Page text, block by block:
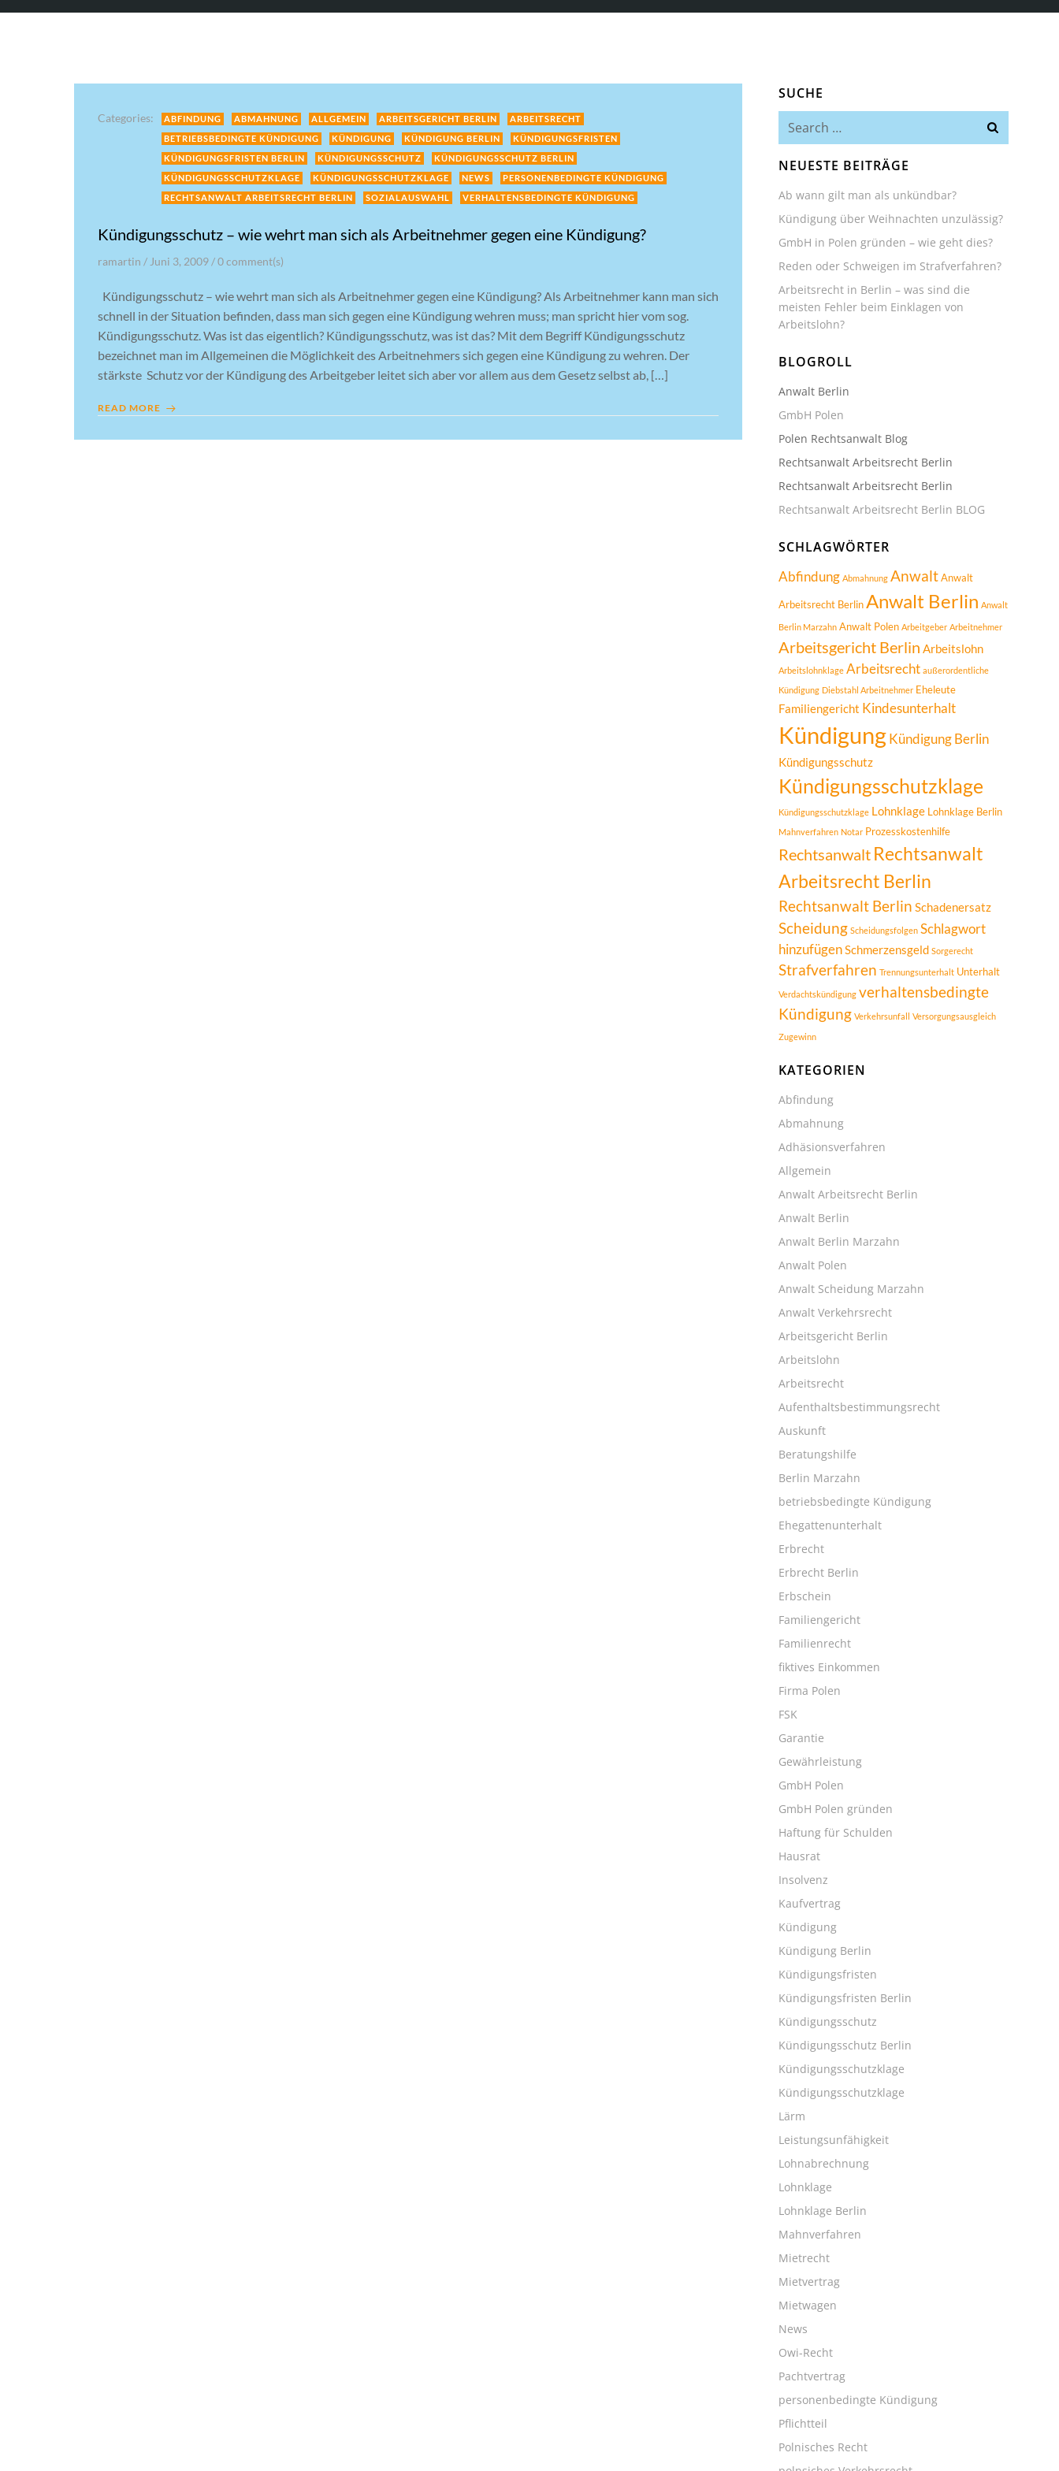
Categories: ABFINDUNG ABMAHNUNG ALLGEMEIN ARBEITSGERICHT BERLIN
ARBEITSRECHT
BETRIEBSBEDINGTE KÜNDIGUNG
KÜNDIGUNG KÜNDIGUNG BERLIN
KÜNDIGUNGSFRISTEN
KÜNDIGUNGSFRISTEN BERLIN
KÜNDIGUNGSSCHUTZ
KÜNDIGUNGSSCHUTZ BERLIN
KÜNDIGUNGSSCHUTZKLAGE
KÜNDIGUNGSSCHUTZKLAGE NEWS
PERSONENBEDINGTE KÜNDIGUNG
RECHTSANWALT ARBEITSRECHT BERLIN
SOZIALAUSWAHL VERHALTENSBEDINGTE KÜNDIGUNG
Kündigungsschutz – wie wehrt man sich als Arbeitnehmer gegen eine Kündigung?
ramartin / Juni 3, 2009 /0comment(s)
Kündigungsschutz – wie wehrt man sich als Arbeitnehmer gegen eine Kündigung? Als Arbeitnehmer kann man sich
schnell in der Situation befinden, dass man sich gegen eine Kündigung wehren muss; man spricht hier vom sog.
Kündigungsschutz. Was ist das eigentlich? Kündigungsschutz, was ist das? Mit dem Begriff Kündigungsschutz
bezeichnet man im Allgemeinen die Möglichkeit des Arbeitnehmers sich gegen eine Kündigung zu wehren. Der
stärkste Schutz vor der Kündigung des Arbeitgeber leitet sich aber vor allem aus dem Gesetz selbst ab, […]
READ MORE
SUCHE
Search
NEUESTE BEITRÄGE
Ab wann gilt man als unkündbar?
Kündigung über Weihnachten unzulässig?
GmbH in Polen gründen – wie geht dies?
Reden oder Schweigen im Strafverfahren?
Arbeitsrecht in Berlin – was sind die
meisten Fehler beim Einklagen von
Arbeitslohn?
BLOGROLL
Anwalt Berlin
GmbH Polen
Polen Rechtsanwalt Blog
Rechtsanwalt Arbeitsrecht Berlin
Rechtsanwalt Arbeitsrecht Berlin
Rechtsanwalt Arbeitsrecht Berlin BLOG
SCHLAGWÖRTER
Abfindung Abmahnung AnwaltAnwalt
Arbeitsrecht BerlinAnwalt Berlin Anwalt
Berlin Marzahn Anwalt Polen Arbeitgeber Arbeitnehmer
Arbeitsgericht Berlin Arbeitslohn
Arbeitslohnklage Arbeitsrecht außerordentliche
Kündigung Diebstahl Arbeitnehmer Eheleute
Familiengericht Kindesunterhalt
KündigungKündigung Berlin
Kündigungsschutz
Kündigungsschutzklage
Kündigungsschutzklage Lohnklage Lohnklage Berlin
Mahnverfahren Notar Prozesskostenhilfe
Rechtsanwalt Rechtsanwalt
Arbeitsrecht Berlin
Rechtsanwalt Berlin Schadenersatz
Scheidung Scheidungsfolgen Schlagwort
hinzufügenSchmerzensgeld Sorgerecht
Strafverfahren Trennungsunterhalt Unterhalt
Verdachtskündigung verhaltensbedingte
Kündigung Verkehrsunfall Versorgungsausgleich
Zugewinn
KATEGORIEN
Abfindung
Abmahnung
Adhäsionsverfahren
Allgemein
Anwalt Arbeitsrecht Berlin
Anwalt Berlin
Anwalt Berlin Marzahn
Anwalt Polen
Anwalt Scheidung Marzahn
Anwalt Verkehrsrecht
Arbeitsgericht Berlin
Arbeitslohn
Arbeitsrecht
Aufenthaltsbestimmungsrecht
Auskunft
Beratungshilfe
Berlin Marzahn
betriebsbedingte Kündigung
Ehegattenunterhalt
Erbrecht
Erbrecht Berlin
Erbschein
Familiengericht
Familienrecht
fiktives Einkommen
Firma Polen
FSK
Garantie
Gewährleistung
GmbH Polen
GmbH Polen gründen
Haftung für Schulden
Hausrat
Insolvenz
Kaufvertrag
Kündigung
Kündigung Berlin
Kündigungsfristen
Kündigungsfristen Berlin
Kündigungsschutz
Kündigungsschutz Berlin
Kündigungsschutzklage
Kündigungsschutzklage
Lärm
Leistungsunfähigkeit
Lohnabrechnung
Lohnklage
Lohnklage Berlin
Mahnverfahren
Mietrecht
Mietvertrag
Mietwagen
News
Owi-Recht
Pachtvertrag
personenbedingte Kündigung
Pflichtteil
Polnisches Recht